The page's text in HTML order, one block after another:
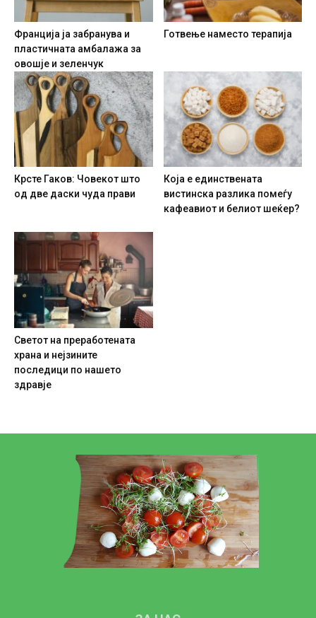
Франција ја забранува и
пластичната амбалажа за
овошје и зеленчук
Готвење наместо терапија
Крсте Гаков: Човекот што
од две даски чуда прави
Која е единствената
вистинска разлика помеѓу
кафеавиот и белиот шеќер?
Светот на преработената
храна и нејзините
последици по нашето
здравје